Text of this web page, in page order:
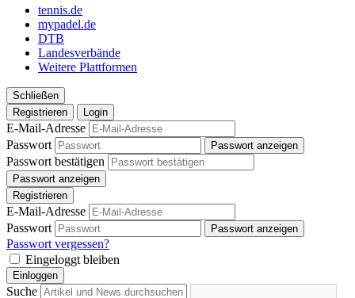
tennis.de
mypadel.de
DTB
Landesverbände
Weitere Plattformen
Schließen
Registrieren
Login
E-Mail-Adresse
Passwort
Passwort anzeigen
Passwort bestätigen
Passwort anzeigen
Registrieren
E-Mail-Adresse
Passwort
Passwort anzeigen
Passwort vergessen?
Eingeloggt bleiben
Einloggen
Suche